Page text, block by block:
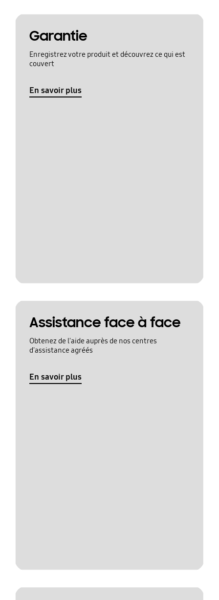
Garantie
Enregistrez votre produit et découvrez ce qui est
couvert
En savoir plus
Assistance face à face
Obtenez de l'aide auprès de nos centres
d'assistance agréés
En savoir plus